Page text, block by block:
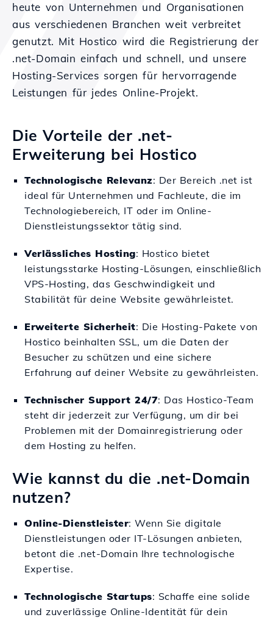
heute von Unternehmen und Organisationen
aus verschiedenen Branchen weit verbreitet
genutzt. Mit Hostico wird die Registrierung der
.net-Domain einfach und schnell, und unsere
Hosting-Services sorgen für hervorragende
Leistungen für jedes Online-Projekt.
Die Vorteile der .net-
Erweiterung bei Hostico
Technologische Relevanz: Der Bereich .net ist
ideal für Unternehmen und Fachleute, die im
Technologiebereich, IT oder im Online-
Dienstleistungssektor tätig sind.
Verlässliches Hosting: Hostico bietet
leistungsstarke Hosting-Lösungen, einschließlich
VPS-Hosting, das Geschwindigkeit und
Stabilität für deine Website gewährleistet.
Erweiterte Sicherheit: Die Hosting-Pakete von
Hostico beinhalten SSL, um die Daten der
Besucher zu schützen und eine sichere
Erfahrung auf deiner Website zu gewährleisten.
Technischer Support 24/7: Das Hostico-Team
steht dir jederzeit zur Verfügung, um dir bei
Problemen mit der Domainregistrierung oder
dem Hosting zu helfen.
Wie kannst du die .net-Domain
nutzen?
Online-Dienstleister: Wenn Sie digitale
Dienstleistungen oder IT-Lösungen anbieten,
betont die .net-Domain Ihre technologische
Expertise.
Technologische Startups: Schaffe eine solide
und zuverlässige Online-Identität für dein